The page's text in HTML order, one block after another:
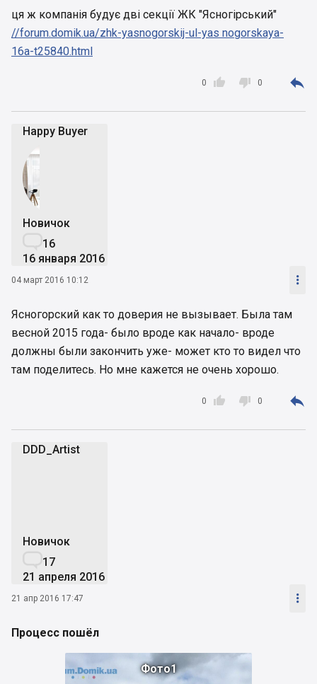
ця ж компанія будує дві секції ЖК "Ясногірський"
//forum.domik.ua/zhk-yasnogorskij-ul-yas nogorskaya-
16a-t25840.html

0  0 
Happy Buyer
Новичок
16
16 января 2016
04 март 2016 10:12 
Ясногорский как то доверия не вызывает. Была там
весной 2015 года- было вроде как начало- вроде
должны были закончить уже- может кто то видел что
там поделитесь. Но мне кажется не очень хорошо.

0  0 
DDD_Artist
Новичок
17
21 апреля 2016
21 апр 2016 17:47 
Процесс пошёл
Фото1